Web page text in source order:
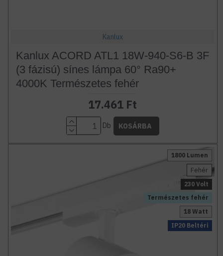
Kanlux
Kanlux ACORD ATL1 18W-940-S6-B 3F
(3 fázisú) sínes lámpa 60° Ra90+
4000K Természetes fehér
17.461 Ft
Db KOSÁRBA
Természetes fehér
IP20 Beltéri
18 Watt
1800 Lumen
Fehér
230 Volt